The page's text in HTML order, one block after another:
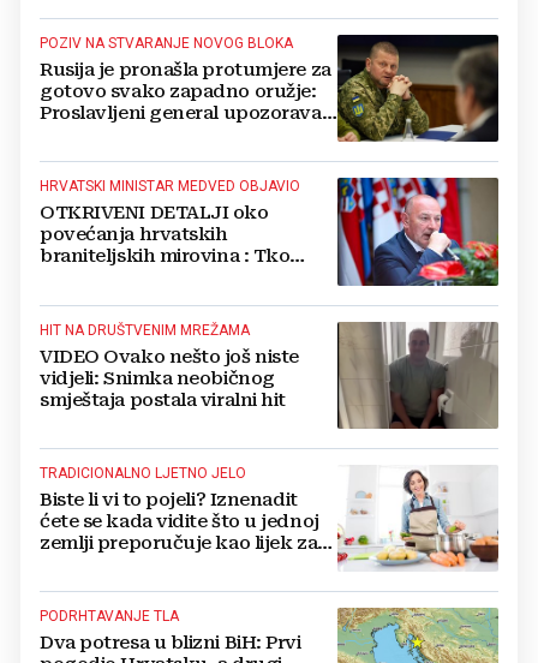
POZIV NA STVARANJE NOVOG BLOKA
Rusija je pronašla protumjere za
gotovo svako zapadno oružje:
Proslavljeni general upozorava
HRVATSKI MINISTAR MEDVED OBJAVIO
OTKRIVENI DETALJI oko
povećanja hrvatskih
braniteljskih mirovina : Tko
HIT NA DRUŠTVENIM MREŽAMA
VIDEO Ovako nešto još niste
vidjeli: Snimka neobičnog
smještaja postala viralni hit
TRADICIONALNO LJETNO JELO
Biste li vi to pojeli? Iznenadit
ćete se kada vidite što u jednoj
zemlji preporučuje kao lijek za
PODRHTAVANJE TLA
Dva potresa u blizni BiH: Prvi